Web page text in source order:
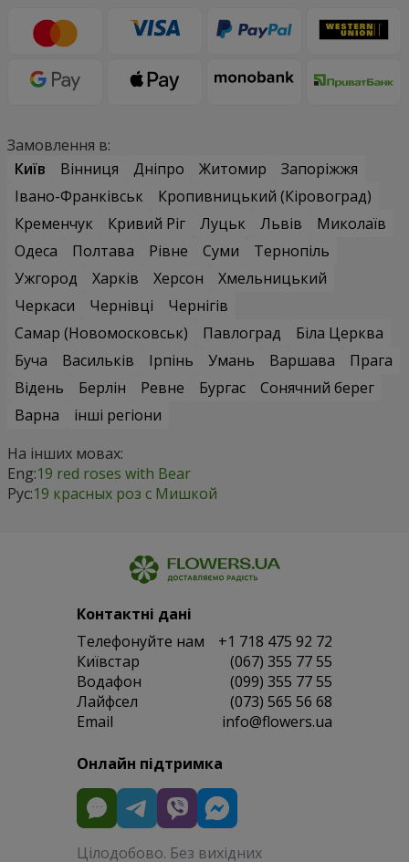
Замовлення в:
Київ
Вінниця Дніпро Житомир
Запоріжжя
Івано-Франківськ
Кропивницький (Кіровоград)
Кременчук
Кривий Ріг Луцьк Львів
Миколаїв
Одеса
Полтава Рівне Суми
Тернопіль
Ужгород
Харків Херсон
Хмельницький
Черкаси
Чернівці
Чернігів
Самар (Новомосковськ)
Павлоград
Біла Церква
Буча
Васильків Ірпінь Умань Варшава
Прага
Відень
Берлін Ревне Бургас
Сонячний берег
Варна
інші регіони
На інших мовах:
Eng:19 red roses with Bear
Рус:19 красных роз с Мишкой
Контактні дані
Телефонуйте нам
+1 718 475 92 72
Київстар
(067) 355 77 55
Водафон
(099) 355 77 55
Лайфсел
(073) 565 56 68
Email
info@flowers.ua
Онлайн підтримка
Цілодобово. Без вихідних